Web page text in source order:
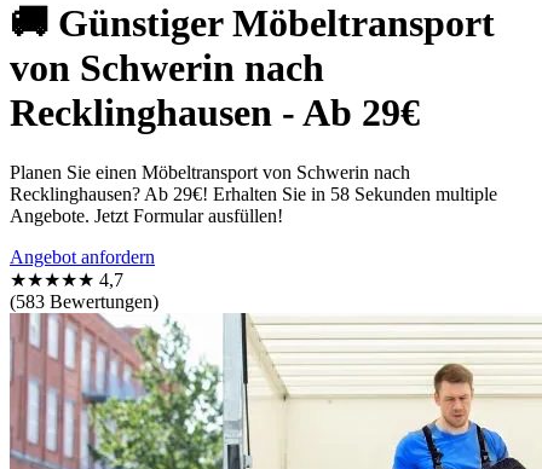
🚚 Günstiger Möbeltransport
von Schwerin nach
Recklinghausen - Ab 29€
Planen Sie einen Möbeltransport von Schwerin nach
Recklinghausen? Ab 29€! Erhalten Sie in 58 Sekunden multiple
Angebote. Jetzt Formular ausfüllen!
Angebot anfordern
★★★★★ 4,7
(583 Bewertungen)